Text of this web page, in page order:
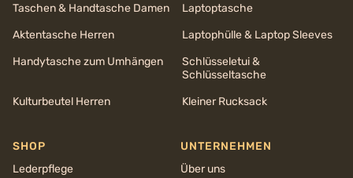
Taschen & Handtasche Damen
Laptoptasche
Aktentasche Herren
Laptophülle & Laptop Sleeves
Handytasche zum Umhängen
Schlüsseletui &
Schlüsseltasche
Kulturbeutel Herren
Kleiner Rucksack
SHOP
Lederpflege
UNTERNEHMEN
Über uns